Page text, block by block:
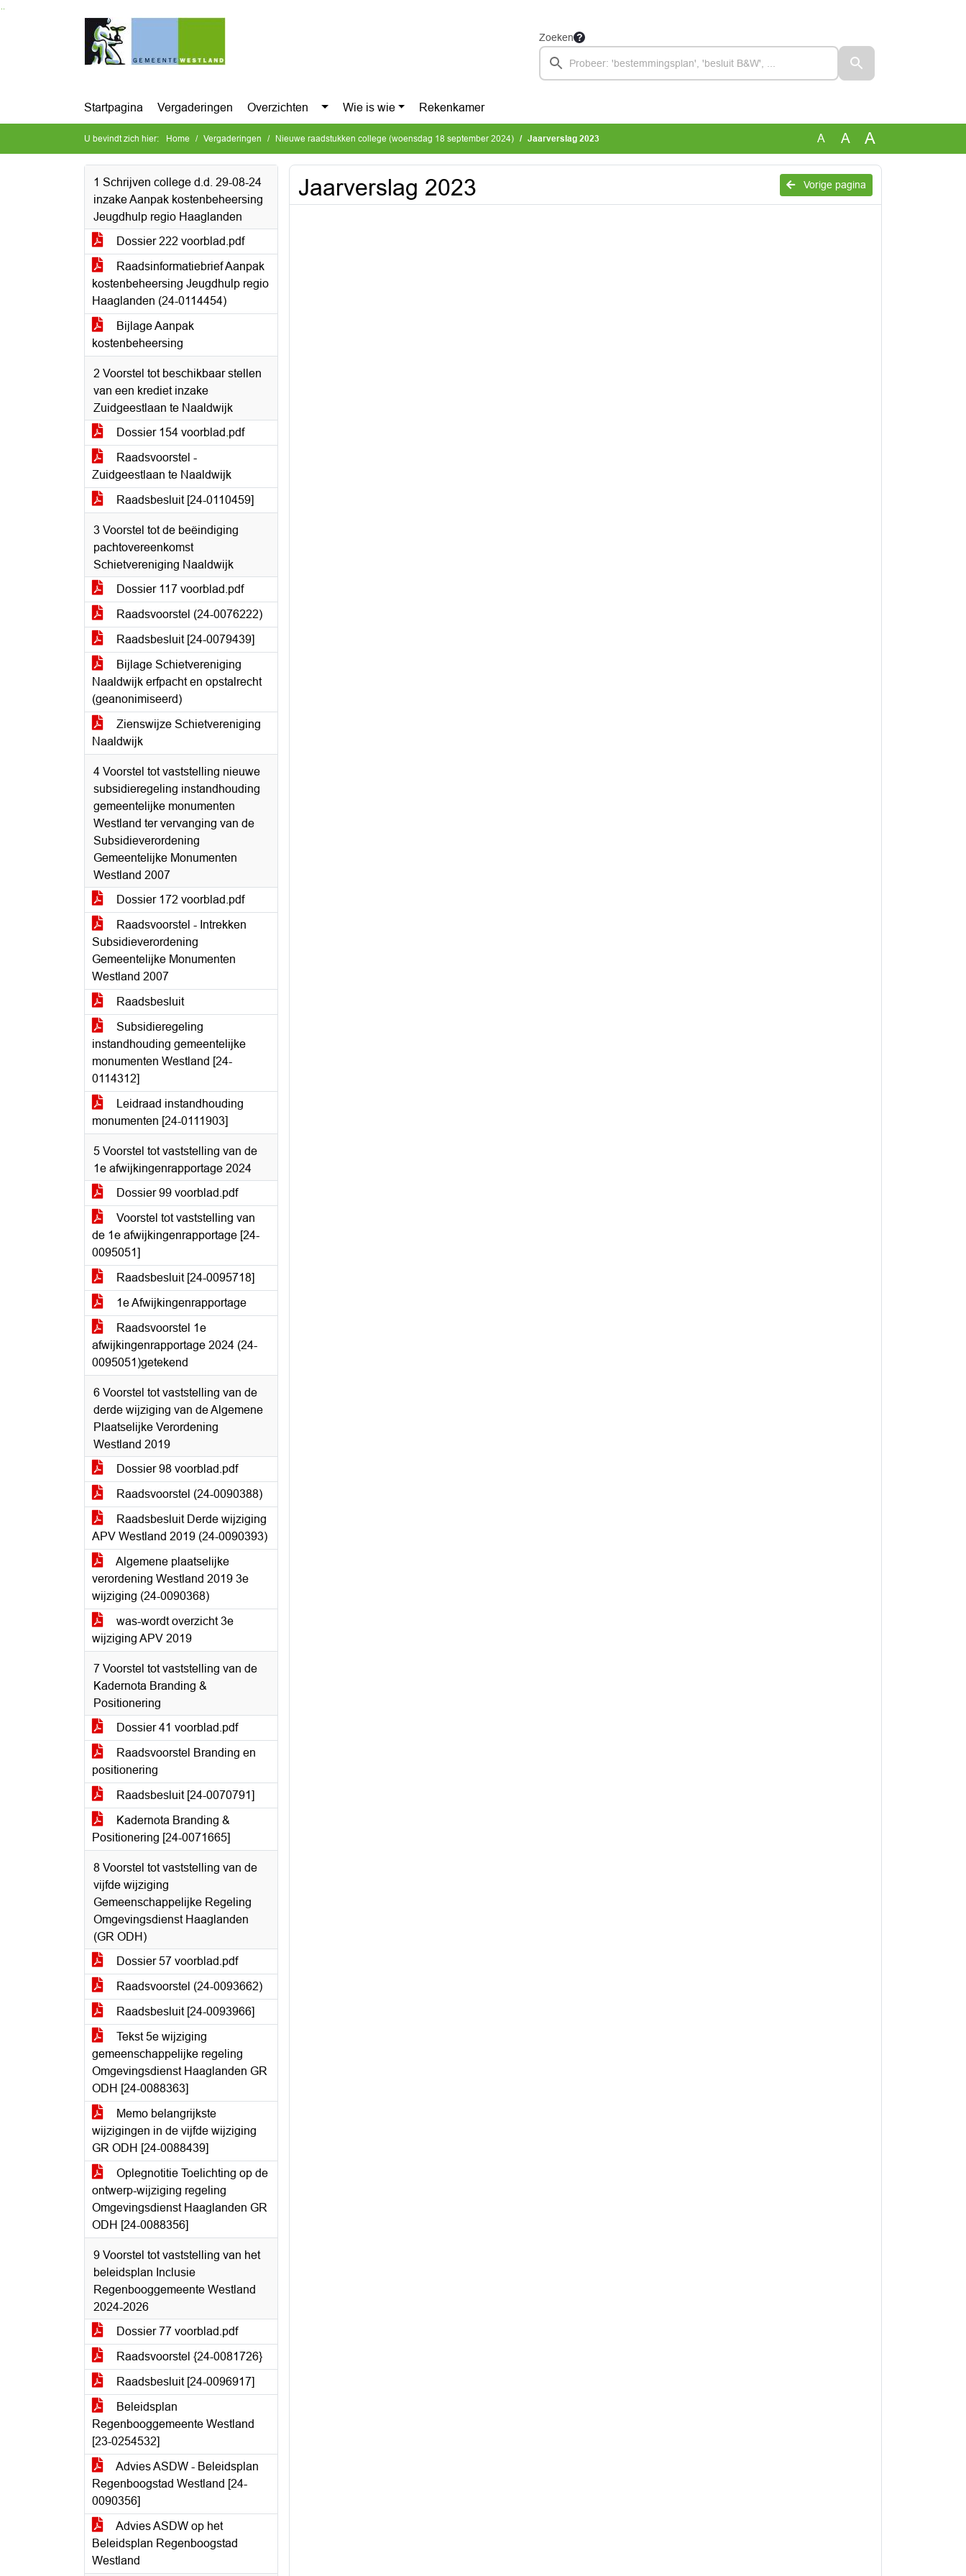
Ga naar de inhoud van deze pagina
Ga naar het zoeken
Ga naar het menu
Zoeken
Startpagina Vergaderingen Overzichten Wie is wie Rekenkamer
U bevindt zich hier: Home Vergaderingen Nieuwe raadstukken college (woensdag 18 september 2024) Jaarverslag 2023 A A A
1 Schrijven college d.d. 29-08-24
inzake Aanpak kostenbeheersing
Jeugdhulp regio Haaglanden
Dossier 222 voorblad.pdf
Raadsinformatiebrief Aanpak
kostenbeheersing Jeugdhulp regio
Haaglanden (24-0114454)
Bijlage Aanpak
kostenbeheersing
2 Voorstel tot beschikbaar stellen
van een krediet inzake
Zuidgeestlaan te Naaldwijk
Dossier 154 voorblad.pdf
Raadsvoorstel -
Zuidgeestlaan te Naaldwijk
Raadsbesluit [24-0110459]
3 Voorstel tot de beëindiging
pachtovereenkomst
Schietvereniging Naaldwijk
Dossier 117 voorblad.pdf
Raadsvoorstel (24-0076222)
Raadsbesluit [24-0079439]
Bijlage Schietvereniging
Naaldwijk erfpacht en opstalrecht
(geanonimiseerd)
Zienswijze Schietvereniging
Naaldwijk
4 Voorstel tot vaststelling nieuwe
subsidieregeling instandhouding
gemeentelijke monumenten
Westland ter vervanging van de
Subsidieverordening
Gemeentelijke Monumenten
Westland 2007
Dossier 172 voorblad.pdf
Raadsvoorstel - Intrekken
Subsidieverordening
Gemeentelijke Monumenten
Westland 2007
Raadsbesluit
Subsidieregeling
instandhouding gemeentelijke
monumenten Westland [24-
0114312]
Leidraad instandhouding
monumenten [24-0111903]
5 Voorstel tot vaststelling van de
1e afwijkingenrapportage 2024
Dossier 99 voorblad.pdf
Voorstel tot vaststelling van
de 1e afwijkingenrapportage [24-
0095051]
Raadsbesluit [24-0095718]
1e Afwijkingenrapportage
Raadsvoorstel 1e
afwijkingenrapportage 2024 (24-
0095051)getekend
6 Voorstel tot vaststelling van de
derde wijziging van de Algemene
Plaatselijke Verordening
Westland 2019
Dossier 98 voorblad.pdf
Raadsvoorstel (24-0090388)
Raadsbesluit Derde wijziging
APV Westland 2019 (24-0090393)
Algemene plaatselijke
verordening Westland 2019 3e
wijziging (24-0090368)
was-wordt overzicht 3e
wijziging APV 2019
7 Voorstel tot vaststelling van de
Kadernota Branding &
Positionering
Dossier 41 voorblad.pdf
Raadsvoorstel Branding en
positionering
Raadsbesluit [24-0070791]
Kadernota Branding &
Positionering [24-0071665]
8 Voorstel tot vaststelling van de
vijfde wijziging
Gemeenschappelijke Regeling
Omgevingsdienst Haaglanden
(GR ODH)
Dossier 57 voorblad.pdf
Raadsvoorstel (24-0093662)
Raadsbesluit [24-0093966]
Tekst 5e wijziging
gemeenschappelijke regeling
Omgevingsdienst Haaglanden GR
ODH [24-0088363]
Memo belangrijkste
wijzigingen in de vijfde wijziging
GR ODH [24-0088439]
Oplegnotitie Toelichting op de
ontwerp-wijziging regeling
Omgevingsdienst Haaglanden GR
ODH [24-0088356]
9 Voorstel tot vaststelling van het
beleidsplan Inclusie
Regenbooggemeente Westland
2024-2026
Dossier 77 voorblad.pdf
Raadsvoorstel {24-0081726}
Raadsbesluit [24-0096917]
Beleidsplan
Regenbooggemeente Westland
[23-0254532]
Advies ASDW - Beleidsplan
Regenboogstad Westland [24-
0090356]
Advies ASDW op het
Beleidsplan Regenboogstad
Westland
Vorige pagina
Jaarverslag 2023